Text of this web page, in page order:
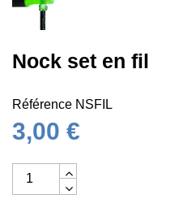
Nock set en fil
Référence NSFIL
3,00 €